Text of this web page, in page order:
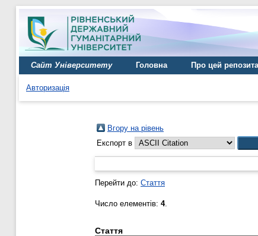
Сайт Університету Головна Про цей
Авторизація
Вгору на рівень
Експорт в
Перейти до: Стаття
Число елементів: 4.
Стаття